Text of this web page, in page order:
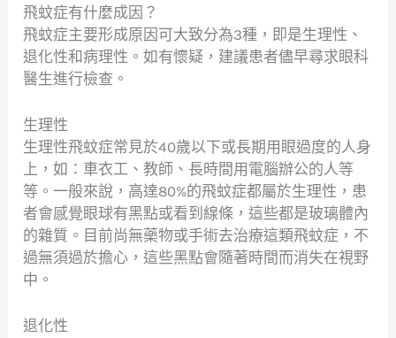
飛蚊症有什麼成因？
飛蚊症主要形成原因可大致分為3種，即是生理性、
退化性和病理性。如有懷疑，建議患者儘早尋求眼科
醫生進行檢查。
生理性
生理性飛蚊症常見於40歲以下或長期用眼過度的人身
上，如：車衣工、教師、長時間用電腦辦公的人等
等。一般來說，高達80%的飛蚊症都屬於生理性，患
者會感覺眼球有黑點或看到線條，這些都是玻璃體內
的雜質。目前尚無藥物或手術去治療這類飛蚊症，不
過無須過於擔心，這些黑點會隨著時間而消失在視野
中。
退化性